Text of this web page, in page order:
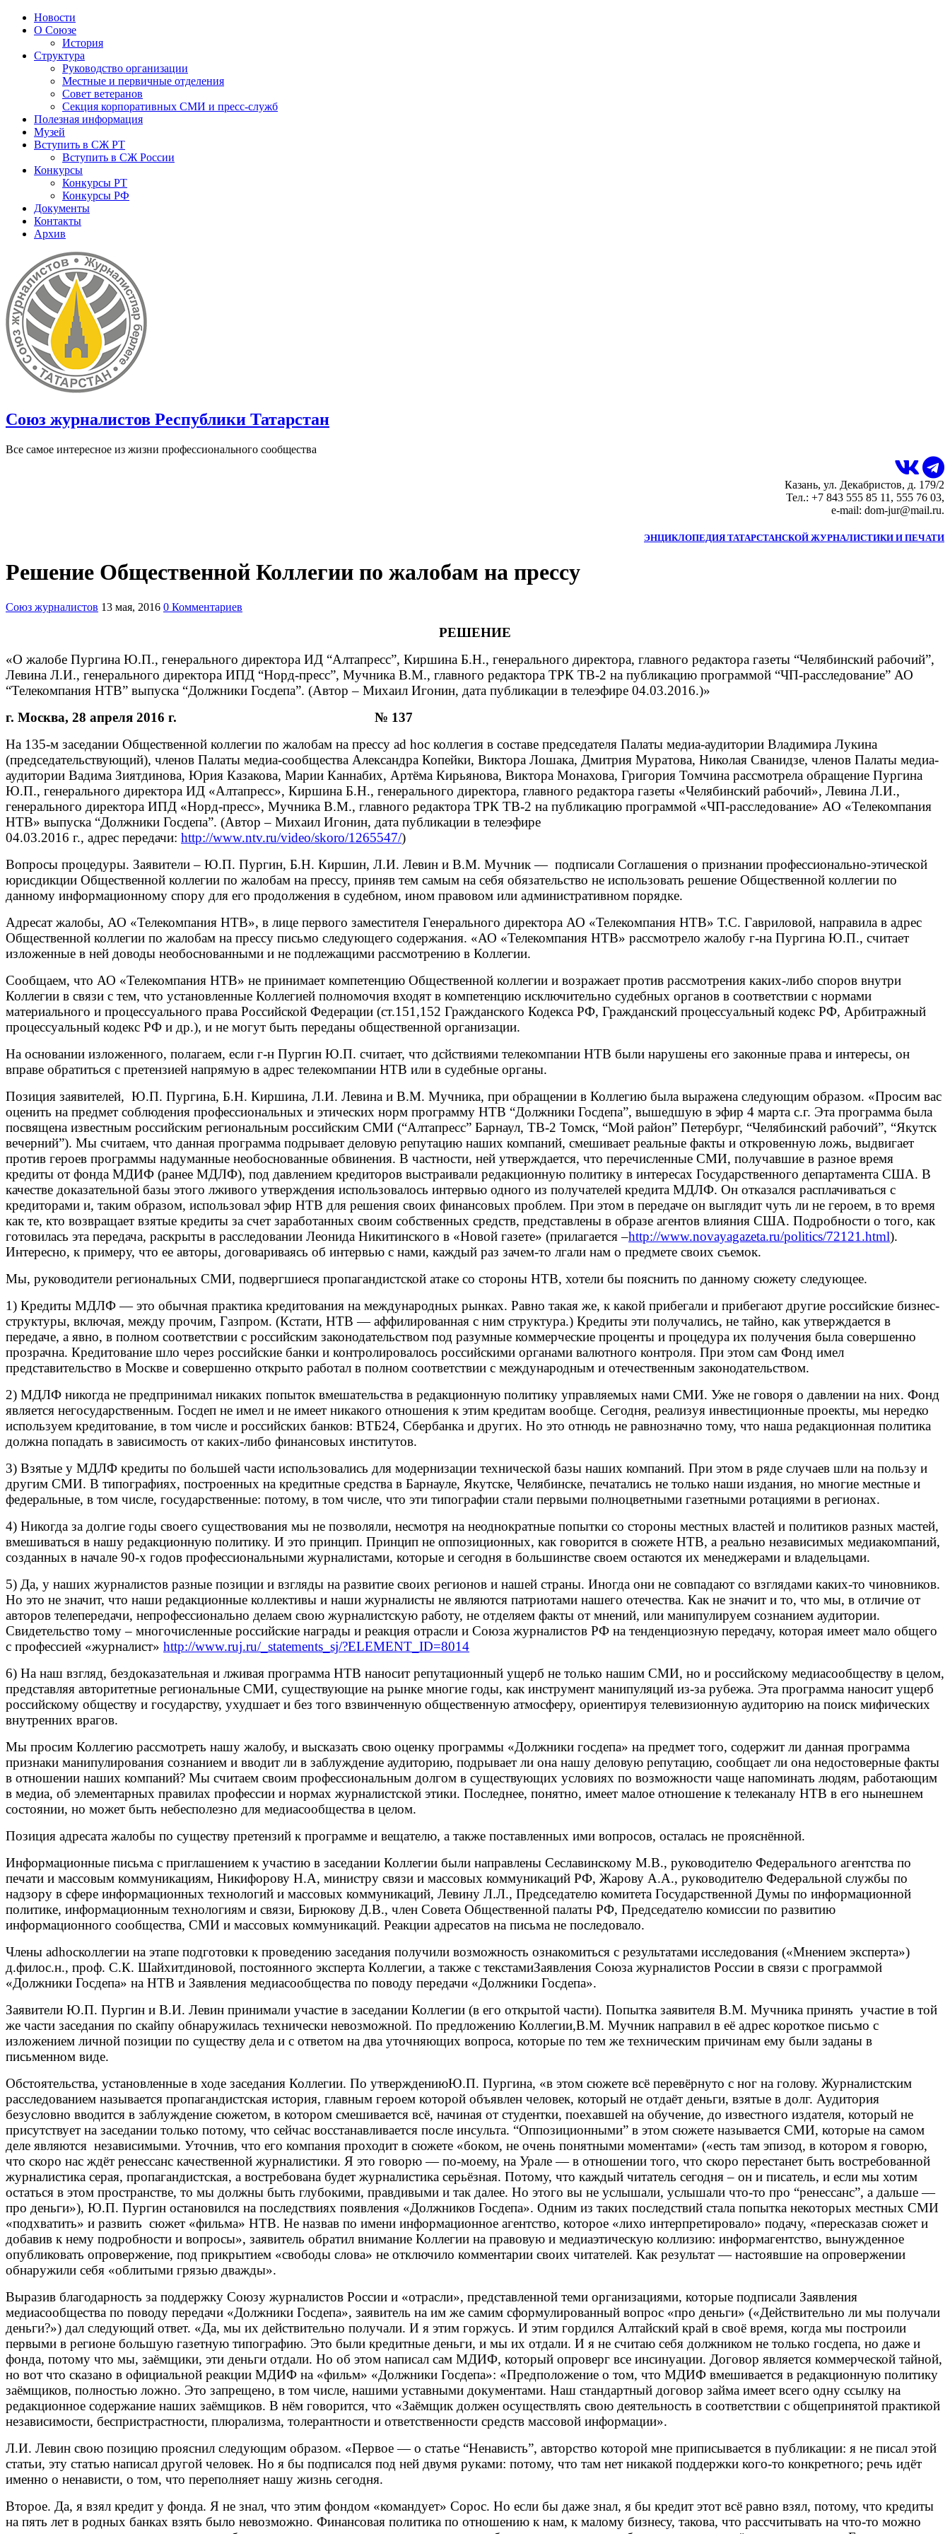
Новости
О Союзе
История
Структура
Руководство организации
Местные и первичные отделения
Совет ветеранов
Секция корпоративных СМИ и пресс-служб
Полезная информация
Музей
Вступить в СЖ РТ
Вступить в СЖ России
Конкурсы
Конкурсы РТ
Конкурсы РФ
Документы
Контакты
Архив
Союз журналистов Республики Татарстан
Все самое интересное из жизни профессионального сообщества
Казань, ул. Декабристов, д. 179/2
Тел.: +7 843 555 85 11, 555 76 03,
e-mail: dom-jur@mail.ru.
ЭНЦИКЛОПЕДИЯ ТАТАРСТАНСКОЙ ЖУРНАЛИСТИКИ И ПЕЧАТИ
Решение Общественной Коллегии по жалобам на прессу
Союз журналистов 13 мая, 2016 0 Комментариев
РЕШЕНИЕ
«О жалобе Пургина Ю.П., генерального директора ИД “Алтапресс”, Киршина Б.Н., генерального директора, главного редактора газеты “Челябинский рабочий”,
Левина Л.И., генерального директора ИПД “Норд-пресс”, Мучника В.М., главного редактора ТРК ТВ-2 на публикацию программой “ЧП-расследование” АО
“Телекомпания НТВ” выпуска “Должники Госдепа”. (Автор – Михаил Игонин, дата публикации в телеэфире 04.03.2016.)»
г. Москва, 28 апреля 2016 г. № 137
На 135-м заседании Общественной коллегии по жалобам на прессу ad hoc коллегия в составе председателя Палаты медиа-аудитории Владимира Лукина
(председательствующий), членов Палаты медиа-сообщества Александра Копейки, Виктора Лошака, Дмитрия Муратова, Николая Сванидзе, членов Палаты медиа-
аудитории Вадима Зиятдинова, Юрия Казакова, Марии Каннабих, Артёма Кирьянова, Виктора Монахова, Григория Томчина рассмотрела обращение Пургина
Ю.П., генерального директора ИД «Алтапресс», Киршина Б.Н., генерального директора, главного редактора газеты «Челябинский рабочий», Левина Л.И.,
генерального директора ИПД «Норд-пресс», Мучника В.М., главного редактора ТРК ТВ-2 на публикацию программой «ЧП-расследование» АО «Телекомпания
НТВ» выпуска “Должники Госдепа”. (Автор – Михаил Игонин, дата публикации в телеэфире
04.03.2016 г., адрес передачи: http://www.ntv.ru/video/skoro/1265547/)
Вопросы процедуры. Заявители – Ю.П. Пургин, Б.Н. Киршин, Л.И. Левин и В.М. Мучник — подписали Соглашения о признании профессионально-этической
юрисдикции Общественной коллегии по жалобам на прессу, приняв тем самым на себя обязательство не использовать решение Общественной коллегии по
данному информационному спору для его продолжения в судебном, ином правовом или административном порядке.
Адресат жалобы, АО «Телекомпания НТВ», в лице первого заместителя Генерального директора АО «Телекомпания НТВ» Т.С. Гавриловой, направила в адрес
Общественной коллегии по жалобам на прессу письмо следующего содержания. «АО «Телекомпания НТВ» рассмотрело жалобу г-на Пургина Ю.П., считает
изложенные в ней доводы необоснованными и не подлежащими рассмотрению в Коллегии.
Сообщаем, что АО «Телекомпания НТВ» не принимает компетенцию Общественной коллегии и возражает против рассмотрения каких-либо споров внутри
Коллегии в связи с тем, что установленные Коллегией полномочия входят в компетенцию исключительно судебных органов в соответствии с нормами
материального и процессуального права Российской Федерации (ст.151,152 Гражданского Кодекса РФ, Гражданский процессуальный кодекс РФ, Арбитражный
процессуальный кодекс РФ и др.), и не могут быть переданы общественной организации.
На основании изложенного, полагаем, если г-н Пургин Ю.П. считает, что дсйствиями телекомпании НТВ были нарушены его законные права и интересы, он
вправе обратиться с претензией напрямую в адрес телекомпании НТВ или в судебные органы.
Позиция заявителей, Ю.П. Пургина, Б.Н. Киршина, Л.И. Левина и В.М. Мучника, при обращении в Коллегию была выражена следующим образом. «Просим вас
оценить на предмет соблюдения профессиональных и этических норм программу НТВ “Должники Госдепа”, вышедшую в эфир 4 марта с.г. Эта программа была
посвящена известным российским региональным российским СМИ (“Алтапресс” Барнаул, ТВ-2 Томск, “Мой район” Петербург, “Челябинский рабочий”, “Якутск
вечерний”). Мы считаем, что данная программа подрывает деловую репутацию наших компаний, смешивает реальные факты и откровенную ложь, выдвигает
против героев программы надуманные необоснованные обвинения. В частности, ней утверждается, что перечисленные СМИ, получавшие в разное время
кредиты от фонда МДИФ (ранее МДЛФ), под давлением кредиторов выстраивали редакционную политику в интересах Государственного департамента США. В
качестве доказательной базы этого лживого утверждения использовалось интервью одного из получателей кредита МДЛФ. Он отказался расплачиваться с
кредиторами и, таким образом, использовал эфир НТВ для решения своих финансовых проблем. При этом в передаче он выглядит чуть ли не героем, в то время
как те, кто возвращает взятые кредиты за счет заработанных своим собственных средств, представлены в образе агентов влияния США. Подробности о того, как
готовилась эта передача, раскрыты в расследовании Леонида Никитинского в «Новой газете» (прилагается –http://www.novayagazeta.ru/politics/72121.html).
Интересно, к примеру, что ее авторы, договариваясь об интервью с нами, каждый раз зачем-то лгали нам о предмете своих съемок.
Мы, руководители региональных СМИ, подвергшиеся пропагандистской атаке со стороны НТВ, хотели бы пояснить по данному сюжету следующее.
1) Кредиты МДЛФ — это обычная практика кредитования на международных рынках. Равно такая же, к какой прибегали и прибегают другие российские бизнес-
структуры, включая, между прочим, Газпром. (Кстати, НТВ — аффилированная с ним структура.) Кредиты эти получались, не тайно, как утверждается в
передаче, а явно, в полном соответствии с российским законодательством под разумные коммерческие проценты и процедура их получения была совершенно
прозрачна. Кредитование шло через российские банки и контролировалось российскими органами валютного контроля. При этом сам Фонд имел
представительство в Москве и совершенно открыто работал в полном соответствии с международным и отечественным законодательством.
2) МДЛФ никогда не предпринимал никаких попыток вмешательства в редакционную политику управляемых нами СМИ. Уже не говоря о давлении на них. Фонд
является негосударственным. Госдеп не имел и не имеет никакого отношения к этим кредитам вообще. Сегодня, реализуя инвестиционные проекты, мы нередко
используем кредитование, в том числе и российских банков: ВТБ24, Сбербанка и других. Но это отнюдь не равнозначно тому, что наша редакционная политика
должна попадать в зависимость от каких-либо финансовых институтов.
3) Взятые у МДЛФ кредиты по большей части использовались для модернизации технической базы наших компаний. При этом в ряде случаев шли на пользу и
другим СМИ. В типографиях, построенных на кредитные средства в Барнауле, Якутске, Челябинске, печатались не только наши издания, но многие местные и
федеральные, в том числе, государственные: потому, в том числе, что эти типографии стали первыми полноцветными газетными ротациями в регионах.
4) Никогда за долгие годы своего существования мы не позволяли, несмотря на неоднократные попытки со стороны местных властей и политиков разных мастей,
вмешиваться в нашу редакционную политику. И это принцип. Принцип не оппозиционных, как говорится в сюжете НТВ, а реально независимых медиакомпаний,
созданных в начале 90-х годов профессиональными журналистами, которые и сегодня в большинстве своем остаются их менеджерами и владельцами.
5) Да, у наших журналистов разные позиции и взгляды на развитие своих регионов и нашей страны. Иногда они не совпадают со взглядами каких-то чиновников.
Но это не значит, что наши редакционные коллективы и наши журналисты не являются патриотами нашего отечества. Как не значит и то, что мы, в отличие от
авторов телепередачи, непрофессионально делаем свою журналистскую работу, не отделяем факты от мнений, или манипулируем сознанием аудитории.
Свидетельство тому – многочисленные российские награды и реакция отрасли и Союза журналистов РФ на тенденциозную передачу, которая имеет мало общего
с профессией «журналист» http://www.ruj.ru/_statements_sj/?ELEMENT_ID=8014
6) На наш взгляд, бездоказательная и лживая программа НТВ наносит репутационный ущерб не только нашим СМИ, но и российскому медиасообществу в целом,
представляя авторитетные региональные СМИ, существующие на рынке многие годы, как инструмент манипуляций из-за рубежа. Эта программа наносит ущерб
российскому обществу и государству, ухудшает и без того взвинченную общественную атмосферу, ориентируя телевизионную аудиторию на поиск мифических
внутренних врагов.
Мы просим Коллегию рассмотреть нашу жалобу, и высказать свою оценку программы «Должники госдепа» на предмет того, содержит ли данная программа
признаки манипулирования сознанием и вводит ли в заблуждение аудиторию, подрывает ли она нашу деловую репутацию, сообщает ли она недостоверные факты
в отношении наших компаний? Мы считаем своим профессиональным долгом в существующих условиях по возможности чаще напоминать людям, работающим
в медиа, об элементарных правилах профессии и нормах журналистской этики. Последнее, понятно, имеет малое отношение к телеканалу НТВ в его нынешнем
состоянии, но может быть небесполезно для медиасообщества в целом.
Позиция адресата жалобы по существу претензий к программе и вещателю, а также поставленных ими вопросов, осталась не прояснённой.
Информационные письма с приглашением к участию в заседании Коллегии были направлены Сеславинскому М.В., руководителю Федерального агентства по
печати и массовым коммуникациям, Никифорову Н.А, министру связи и массовых коммуникаций РФ, Жарову А.А., руководителю Федеральной службы по
надзору в сфере информационных технологий и массовых коммуникаций, Левину Л.Л., Председателю комитета Государственной Думы по информационной
политике, информационным технологиям и связи, Бирюкову Д.В., член Совета Общественной палаты РФ, Председателю комиссии по развитию
информационного сообщества, СМИ и массовых коммуникаций. Реакции адресатов на письма не последовало.
Члены adhocколлегии на этапе подготовки к проведению заседания получили возможность ознакомиться с результатами исследования («Мнением эксперта»)
д.филос.н., проф. С.К. Шайхитдиновой, постоянного эксперта Коллегии, а также с текстамиЗаявления Союза журналистов России в связи с программой
«Должники Госдепа» на НТВ и Заявления медиасообщества по поводу передачи «Должники Госдепа».
Заявители Ю.П. Пургин и В.И. Левин принимали участие в заседании Коллегии (в его открытой части). Попытка заявителя В.М. Мучника принять участие в той
же части заседания по скайпу обнаружилась технически невозможной. По предложению Коллегии,В.М. Мучник направил в её адрес короткое письмо с
изложением личной позиции по существу дела и с ответом на два уточняющих вопроса, которые по тем же техническим причинам ему были заданы в
письменном виде.
Обстоятельства, установленные в ходе заседания Коллегии. По утверждениюЮ.П. Пургина, «в этом сюжете всё перевёрнуто с ног на голову. Журналистским
расследованием называется пропагандистская история, главным героем которой объявлен человек, который не отдаёт деньги, взятые в долг. Аудитория
безусловно вводится в заблуждение сюжетом, в котором смешивается всё, начиная от студентки, поехавшей на обучение, до известного издателя, который не
присутствует на заседании только потому, что сейчас восстанавливается после инсульта. “Оппозиционными” в этом сюжете называется СМИ, которые на самом
деле являются независимыми. Уточнив, что его компания проходит в сюжете «боком, не очень понятными моментами» («есть там эпизод, в котором я говорю,
что скоро нас ждёт ренессанс качественной журналистики. Я это говорю — по-моему, на Урале — в отношении того, что скоро перестанет быть востребованной
журналистика серая, пропагандистская, а востребована будет журналистика серьёзная. Потому, что каждый читатель сегодня – он и писатель, и если мы хотим
остаться в этом пространстве, то мы должны быть глубокими, правдивыми и так далее. Но этого вы не услышали, услышали что-то про “ренессанс”, а дальше —
про деньги»), Ю.П. Пургин остановился на последствиях появления «Должников Госдепа». Одним из таких последствий стала попытка некоторых местных СМИ
«подхватить» и развить сюжет «фильма» НТВ. Не назвав по имени информационное агентство, которое «лихо интерпретировало» подачу, «пересказав сюжет и
добавив к нему подробности и вопросы», заявитель обратил внимание Коллегии на правовую и медиаэтическую коллизию: информагентство, вынужденное
опубликовать опровержение, под прикрытием «свободы слова» не отключило комментарии своих читателей. Как результат — настоявшие на опровержении
обнаружили себя «облитыми грязью дважды».
Выразив благодарность за поддержку Союзу журналистов России и «отрасли», представленной теми организациями, которые подписали Заявления
медиасообщества по поводу передачи «Должники Госдепа», заявитель на им же самим сформулированный вопрос «про деньги» («Действительно ли мы получали
деньги?») дал следующий ответ. «Да, мы их действительно получали. И я этим горжусь. И этим гордился Алтайский край в своё время, когда мы построили
первыми в регионе большую газетную типографию. Это были кредитные деньги, и мы их отдали. И я не считаю себя должником не только госдепа, но даже и
фонда, потому что мы, заёмщики, эти деньги отдали. Но об этом написал сам МДИФ, который опроверг все инсинуации. Договор является коммерческой тайной,
но вот что сказано в официальной реакции МДИФ на «фильм» «Должники Госдепа»: «Предположение о том, что МДИФ вмешивается в редакционную политику
заёмщиков, полностью ложно. Это запрещено, в том числе, нашими уставными документами. Наш стандартный договор займа имеет всего одну ссылку на
редакционное содержание наших заёмщиков. В нём говорится, что «Заёмщик должен осуществлять свою деятельность в соответствии с общепринятой практикой
независимости, беспристрастности, плюрализма, толерантности и ответственности средств массовой информации».
Л.И. Левин свою позицию прояснил следующим образом. «Первое — о статье “Ненависть”, авторство которой мне приписывается в публикации: я не писал этой
статьи, эту статью написал другой человек. Но я бы подписался под ней двумя руками: потому, что там нет никакой поддержки кого-то конкретного; речь идёт
именно о ненависти, о том, что переполняет нашу жизнь сегодня.
Второе. Да, я взял кредит у фонда. Я не знал, что этим фондом «командует» Сорос. Но если бы даже знал, я бы кредит этот всё равно взял, потому, что кредиты
на пять лет в родных банках взять было невозможно. Финансовая политика по отношению к нам, к малому бизнесу, такова, что рассчитывать на что-то можно